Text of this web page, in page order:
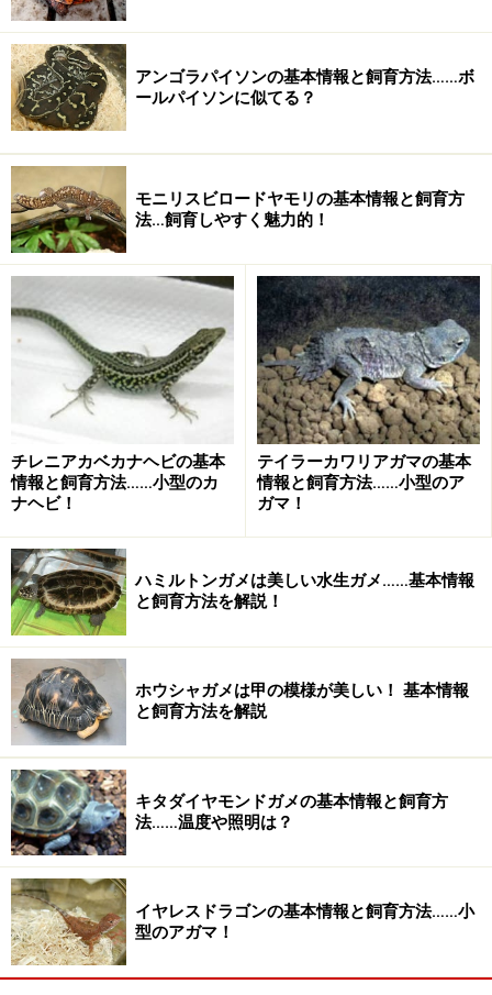
赤っ恥をかかない程度の知識
アフリカの東部とマダガスカルに分布する
クリイロハコヨコクビガメによく似ている
蝶つがいの位置でクリイロハコヨコクビガメと区別
できる
流通はまれ
飼育容器60～90cmクラス以上の水槽や
衣装ケースなど温度20～28℃程度に保温照明紫外線入り
のバスキングランプが必要ろ過できれば、外部式フィル
ターと上部フィルター床材（底砂）必要なし容器内レイ
アウト水深は甲長程度。陸場は市販の浮島などを使えば
よいと思われる餌餌付けば配合飼料でよいと思われる基
本的な世話多くの水棲傾向が強い水棲ガメに準ずる
他のヨコクビガメ同様、気が荒い個体が多いと思わ
れるので、複数飼育は避けた方が無難
低温には弱いと思われるので注意
比較的活発に動き回る種のようなので、床面積は広
くとりたい
※「飼育の基本情報」は「ミズガメ大百科（マリン企
画）」「爬虫・両生類ビジュアルガイド 水棲ガメ２（誠
文堂新光社）」を参考にしました。その他の情報は「ク
リーパー No.34（クリーパー社）」および海外サイトを
参考にしました
アンゴラパイソンの基本情報と飼育方法……ボ
ールパイソンに似てる？
モニリスビロードヤモリの基本情報と飼育方
法…飼育しやすく魅力的！
チレニアカベカナヘビの基本
情報と飼育方法……小型のカ
ナヘビ！
テイラーカワリアガマの基本
情報と飼育方法……小型のア
ガマ！
ハミルトンガメは美しい水生ガメ……基本情報
と飼育方法を解説！
ホウシャガメは甲の模様が美しい！ 基本情報
と飼育方法を解説
キタダイヤモンドガメの基本情報と飼育方
法……温度や照明は？
イヤレスドラゴンの基本情報と飼育方法……小
型のアガマ！